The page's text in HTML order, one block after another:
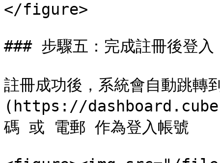
</figure>
### 步驟五：完成註冊後登入
註冊成功後，系統會自動跳
(https://
碼 或 電郵 作為登入帳號